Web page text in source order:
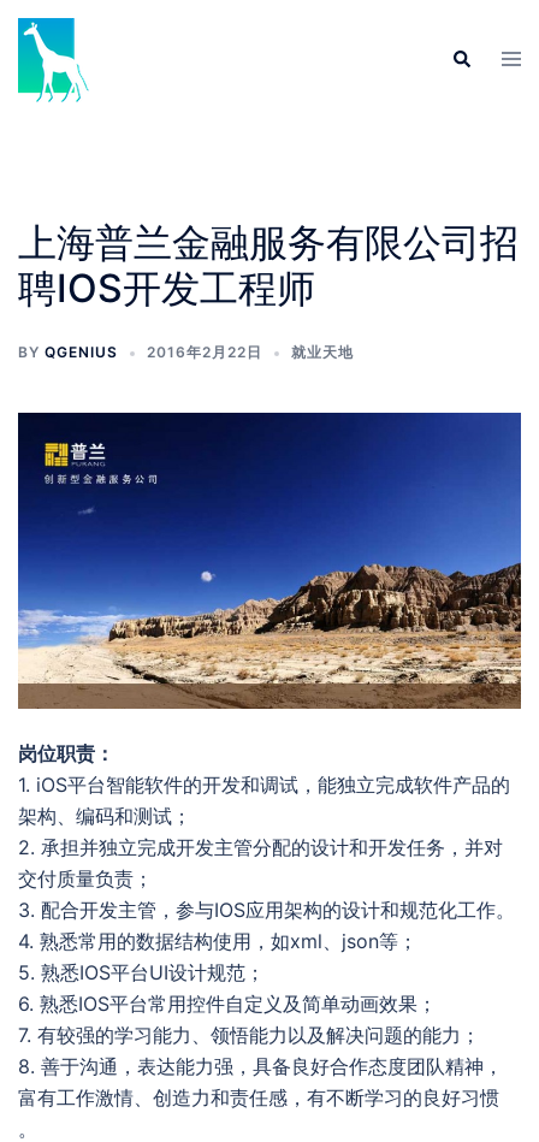
Skip
content
Search
上海普兰金融服务有限公司招
聘IOS开发工程师
BY QGENIUS 2016年2月22日 就业天地
岗位职责：
1. iOS平台智能软件的开发和调试，能独立完成软件产品的
架构、编码和测试；
2. 承担并独立完成开发主管分配的设计和开发任务，并对
交付质量负责；
3. 配合开发主管，参与IOS应用架构的设计和规范化工作。
4. 熟悉常用的数据结构使用，如xml、json等；
5. 熟悉IOS平台UI设计规范；
6. 熟悉IOS平台常用控件自定义及简单动画效果；
7. 有较强的学习能力、领悟能力以及解决问题的能力；
8. 善于沟通，表达能力强，具备良好合作态度团队精神，
富有工作激情、创造力和责任感，有不断学习的良好习惯
。